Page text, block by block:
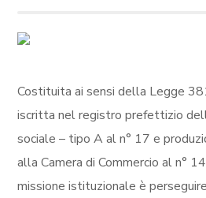
Costituita ai sensi della Legge
iscritta nel registro prefettizio
sociale – tipo A al n° 17 e
alla Camera di Commercio al n°
missione istituzionale è